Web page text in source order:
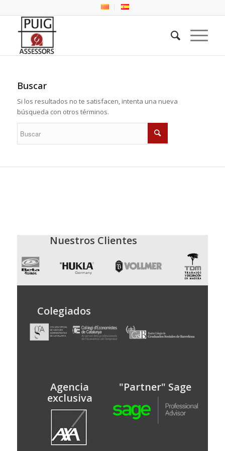
Buscar
Si los resultados no te satisfacen, intenta una nueva
búsqueda con otros términos.
Nuestros Clientes
Colegiados
Agencia
exclusiva
"Partner" Sage